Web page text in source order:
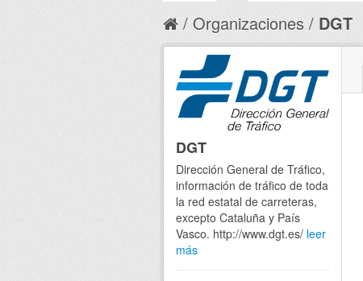
Organizaciones DGT
DGT
Dirección General de Tráfico,
información de tráfico de toda
la red estatal de carreteras,
excepto Cataluña y País
Vasco. http://www.dgt.es/ leer
más